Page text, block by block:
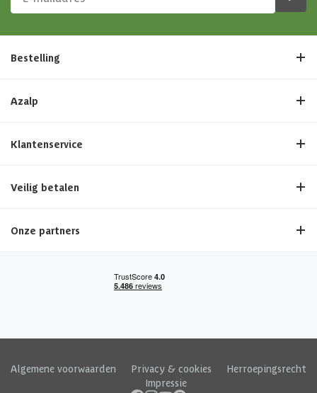
Bestelling
Azalp
Klantenservice
Veilig betalen
Onze partners
Algemene voorwaarden Privacy & cookies
Herroepingsrecht
Impressie